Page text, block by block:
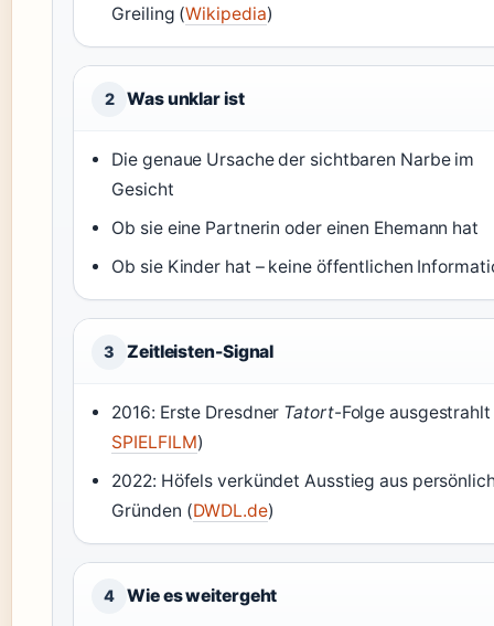
Greiling (Wikipedia)
2 Was unklar ist
Die genaue Ursache der sichtbaren Narbe im
Gesicht
Ob sie eine Partnerin oder einen Ehemann hat
Ob sie Kinder hat – keine öffentlichen
3 Zeitleisten-Signal
2016: Erste Dresdner Tatort-Folge ausgestrahlt
SPIELFILM)
2022: Höfels verkündet Ausstieg aus
Gründen (DWDL.de)
4 Wie es weitergeht